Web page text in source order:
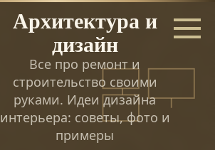
Архитектура и
дизайн
Все про ремонт и
строительство своими
руками. Идеи дизайна
интерьера: советы, фото и
примеры